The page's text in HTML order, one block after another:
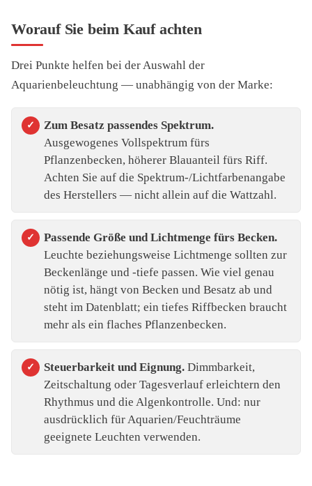
Worauf Sie beim Kauf achten
Drei Punkte helfen bei der Auswahl der
Aquarienbeleuchtung — unabhängig von der Marke:
Zum Besatz passendes Spektrum.
Ausgewogenes Vollspektrum fürs
Pflanzenbecken, höherer Blauanteil fürs Riff.
Achten Sie auf die Spektrum-/Lichtfarbenangabe
des Herstellers — nicht allein auf die Wattzahl.
Passende Größe und Lichtmenge fürs Becken.
Leuchte beziehungsweise Lichtmenge sollten zur
Beckenlänge und -tiefe passen. Wie viel genau
nötig ist, hängt von Becken und Besatz ab und
steht im Datenblatt; ein tiefes Riffbecken braucht
mehr als ein flaches Pflanzenbecken.
Steuerbarkeit und Eignung. Dimmbarkeit,
Zeitschaltung oder Tagesverlauf erleichtern den
Rhythmus und die Algenkontrolle. Und: nur
ausdrücklich für Aquarien/Feuchträume
geeignete Leuchten verwenden.